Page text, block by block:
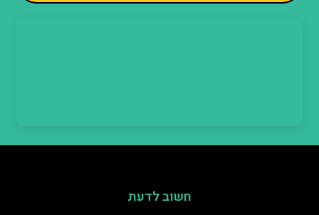
חשוב לדעת